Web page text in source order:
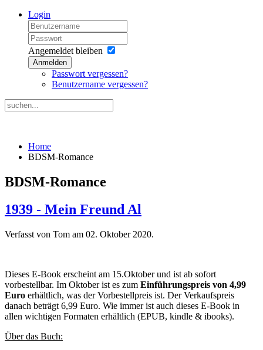
Login
Angemeldet bleiben
Anmelden
Passwort vergessen?
Benutzername vergessen?
Home
BDSM-Romance
BDSM-Romance
1939 - Mein Freund Al
Verfasst von Tom am 02. Oktober 2020.
Dieses E-Book erscheint am 15.Oktober und ist ab sofort
vorbestellbar. Im Oktober ist es zum Einführungspreis von 4,99
Euro erhältlich, was der Vorbestellpreis ist. Der Verkaufspreis
danach beträgt 6,99 Euro. Wie immer ist auch dieses E-Book in
allen wichtigen Formaten erhältlich (EPUB, kindle & ibooks).
Über das Buch: